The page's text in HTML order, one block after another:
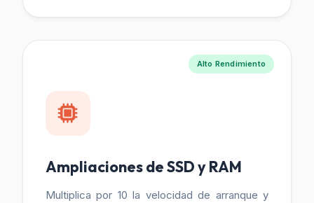
Alto Rendimiento
Ampliaciones de SSD y RAM
Multiplica por 10 la velocidad de arranque y